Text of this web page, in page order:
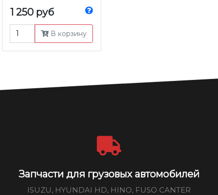
Оригинал
1 250 руб
В корзину
Запчасти для грузовых автомобилей
ISUZU, HYUNDAI HD, HINO, FUSO CANTER